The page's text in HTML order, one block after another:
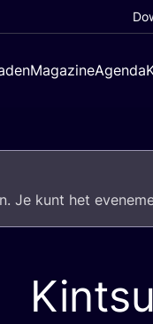
MagazineAgenda
Je kunt het